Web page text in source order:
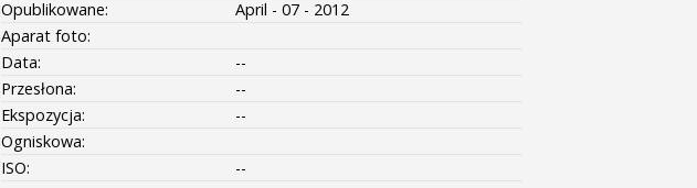
Opublikowane:
April - 07 - 2012
Aparat foto:
Data:
--
Przesłona:
--
Ekspozycja:
--
Ogniskowa:
ISO:
--